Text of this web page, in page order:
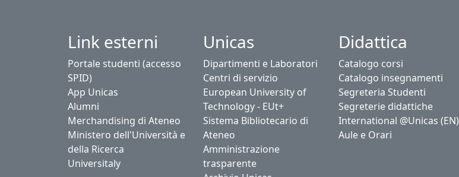
Link esterni
Portale studenti (accesso
SPID)
App Unicas
Alumni
Merchandising di Ateneo
Ministero dell'Università e
della Ricerca
Universitaly
Unicas
Dipartimenti e Laboratori
Centri di servizio
European University of
Technology - EUt+
Sistema Bibliotecario di
Ateneo
Amministrazione
trasparente
Didattica
Catalogo corsi
Catalogo insegnamenti
Segreteria Studenti
Segreterie didattiche
International @Unicas (EN)
Aule e Orari